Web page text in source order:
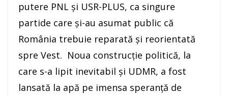
putere PNL și USR-PLUS, ca singure
partide care și-au asumat public că
România trebuie reparată și reorientată
spre Vest. Noua construcție politică, la
care s-a lipit inevitabil și UDMR, a fost
lansată la apă pe imensa speranță de